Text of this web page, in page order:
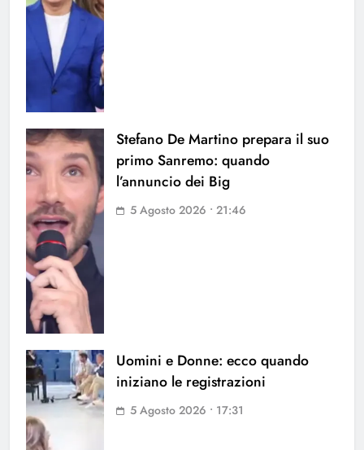
Stefano De Martino prepara il suo
primo Sanremo: quando
l’annuncio dei Big
5 Agosto 2026 • 21:46
Uomini e Donne: ecco quando
iniziano le registrazioni
5 Agosto 2026 • 17:31